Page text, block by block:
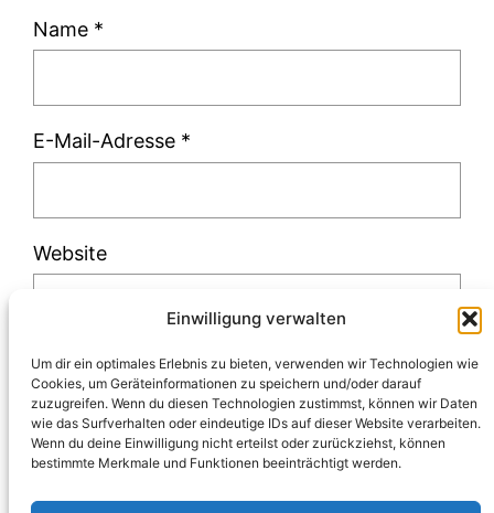
Einwilligung verwalten
Um dir ein optimales Erlebnis zu bieten, verwenden wir Technologien wie
Cookies, um Geräteinformationen zu speichern und/oder darauf
zuzugreifen. Wenn du diesen Technologien zustimmst, können wir Daten
wie das Surfverhalten oder eindeutige IDs auf dieser Website verarbeiten.
Wenn du deine Einwilligung nicht erteilst oder zurückziehst, können
bestimmte Merkmale und Funktionen beeinträchtigt werden.
Name *
E-Mail-Adresse *
Website
Diese Website verwendet Akismet, um Spam
zu reduzieren.Erfahre, wie deine
Kommentardaten verarbeitet werden.